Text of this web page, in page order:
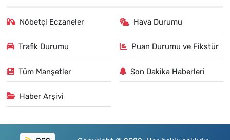
Nöbetçi Eczaneler Hava Durumu
Trafik Durumu Puan Durumu ve Fikstür
Tüm Manşetler Son Dakika Haberleri
Haber Arşivi